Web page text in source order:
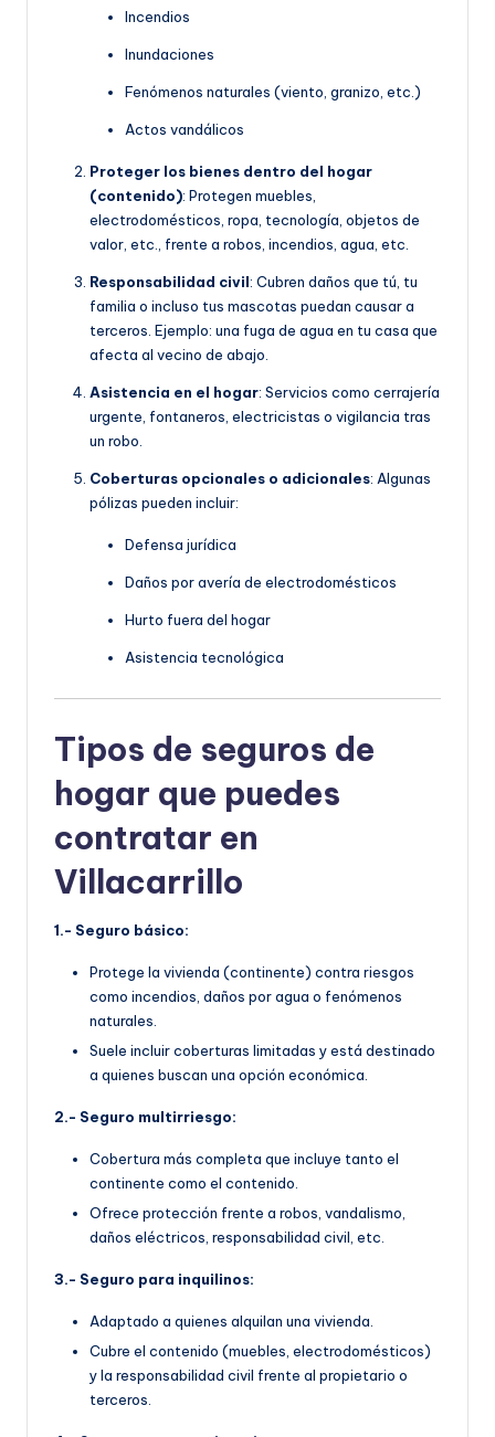
Incendios
Inundaciones
Fenómenos naturales (viento, granizo, etc.)
Actos vandálicos
Proteger los bienes dentro del hogar
(contenido): Protegen muebles,
electrodomésticos, ropa, tecnología, objetos de
valor, etc., frente a robos, incendios, agua, etc.
Responsabilidad civil: Cubren daños que tú, tu
familia o incluso tus mascotas puedan causar a
terceros. Ejemplo: una fuga de agua en tu casa que
afecta al vecino de abajo.
Asistencia en el hogar: Servicios como cerrajería
urgente, fontaneros, electricistas o vigilancia tras
un robo.
Coberturas opcionales o adicionales: Algunas
pólizas pueden incluir:
Defensa jurídica
Daños por avería de electrodomésticos
Hurto fuera del hogar
Asistencia tecnológica
Tipos de seguros de
hogar que puedes
contratar en
Villacarrillo
1.- Seguro básico:
Protege la vivienda (continente) contra riesgos
como incendios, daños por agua o fenómenos
naturales.
Suele incluir coberturas limitadas y está destinado
a quienes buscan una opción económica.
2.- Seguro multirriesgo:
Cobertura más completa que incluye tanto el
continente como el contenido.
Ofrece protección frente a robos, vandalismo,
daños eléctricos, responsabilidad civil, etc.
3.- Seguro para inquilinos:
Adaptado a quienes alquilan una vivienda.
Cubre el contenido (muebles, electrodomésticos)
y la responsabilidad civil frente al propietario o
terceros.